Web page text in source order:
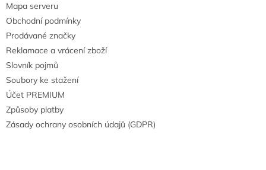
Mapa serveru
Obchodní podmínky
Prodávané značky
Reklamace a vrácení zboží
Slovník pojmů
Soubory ke stažení
Účet PREMIUM
Způsoby platby
Zásady ochrany osobních údajů (GDPR)